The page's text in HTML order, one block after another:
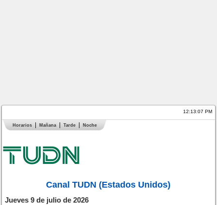
12:13:07 PM
Horarios Mañana Tarde Noche
Canal TUDN (Estados Unidos)
Jueves 9 de julio de 2026